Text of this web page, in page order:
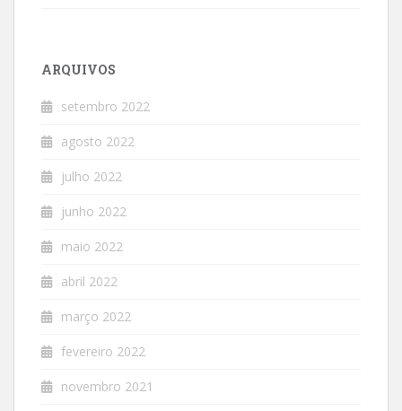
ARQUIVOS
setembro 2022
agosto 2022
julho 2022
junho 2022
maio 2022
abril 2022
março 2022
fevereiro 2022
novembro 2021